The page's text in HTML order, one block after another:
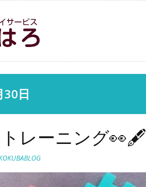
30日
レーニング👀🖋